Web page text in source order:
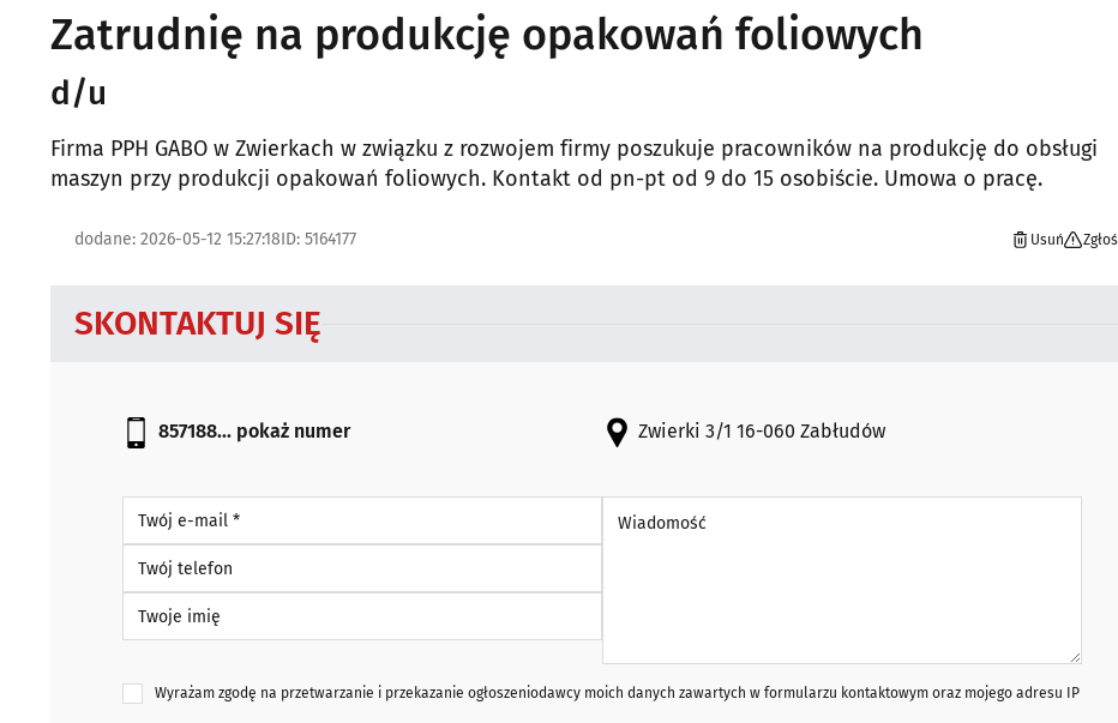
Zatrudnię na produkcję opakowań foliowych
d/u
Firma PPH GABO w Zwierkach w związku z rozwojem firmy poszukuje pracowników na produkcję do obsługi
maszyn przy produkcji opakowań foliowych. Kontakt od pn-pt od 9 do 15 osobiście. Umowa o pracę.
dodane: 2026-05-12 15:27:18ID: 5164177 Usuń Zgłoś
SKONTAKTUJ SIĘ
857188... pokaż numer Zwierki 3/1 16-060 Zabłudów
Wyrażam zgodę na przetwarzanie i przekazanie ogłoszeniodawcy moich danych zawartych w formularzu kontaktowym oraz mojego adresu IP